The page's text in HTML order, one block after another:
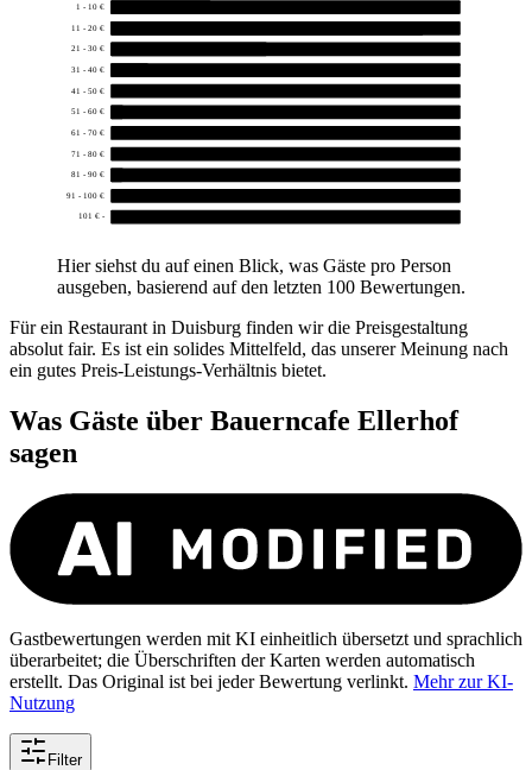
1 - 10 €
11 - 20 €
21 - 30 €
31 - 40 €
41 - 50 €
51 - 60 €
61 - 70 €
71 - 80 €
81 - 90 €
91 - 100 €
101 € -
Hier siehst du auf einen Blick, was Gäste pro Person
ausgeben, basierend auf den letzten 100 Bewertungen.
Für ein Restaurant in Duisburg finden wir die Preisgestaltung
absolut fair. Es ist ein solides Mittelfeld, das unserer Meinung nach
ein gutes Preis-Leistungs-Verhältnis bietet.
Was Gäste über Bauerncafe Ellerhof
sagen
Gastbewertungen werden mit KI einheitlich übersetzt und sprachlich
überarbeitet; die Überschriften der Karten werden automatisch
erstellt. Das Original ist bei jeder Bewertung verlinkt. Mehr zur KI-
Nutzung
Filter